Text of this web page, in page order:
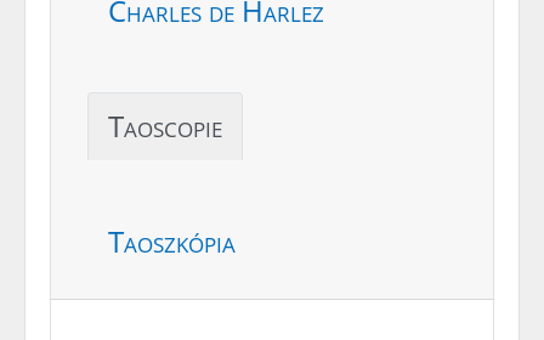
Charles de Harlez
Taoscopie
Taoszkópia